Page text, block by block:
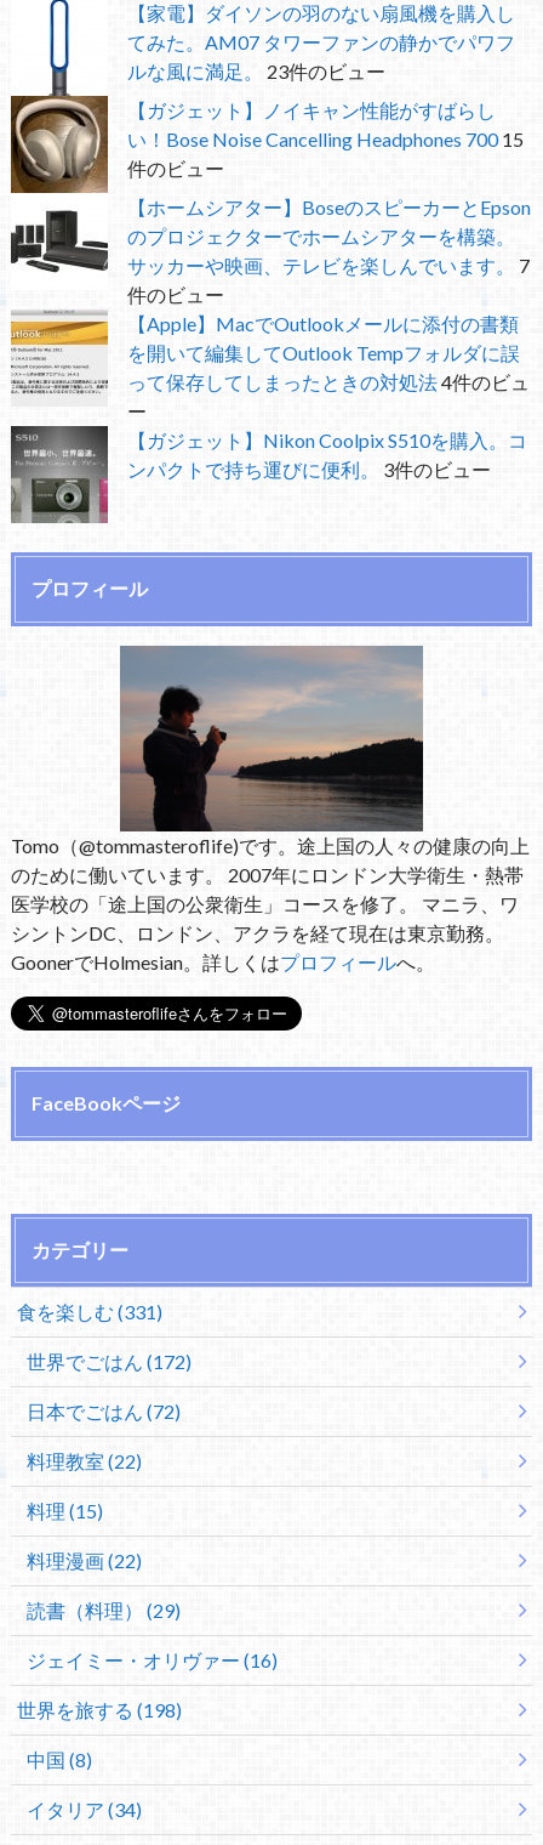
【家電】ダイソンの羽のない扇風機を購入し
てみた。AM07 タワーファンの静かでパワフ
ルな風に満足。
23件のビュー
【ガジェット】ノイキャン性能がすばらし
い！Bose Noise Cancelling Headphones 700 15
件のビュー
【ホームシアター】BoseのスピーカーとEpson
のプロジェクターでホームシアターを構築。
サッカーや映画、テレビを楽しんでいます。
7
件のビュー
【Apple】MacでOutlookメールに添付の書類
を開いて編集してOutlook Tempフォルダに誤
って保存してしまったときの対処法4件のビュ
ー
【ガジェット】Nikon Coolpix S510を購入。コ
ンパクトで持ち運びに便利。
3件のビュー
プロフィール
Tomo（@tommasteroflife)です。途上国の人々の健康の向上
のために働いています。 2007年にロンドン大学衛生・熱帯
医学校の「途上国の公衆衛生」コースを修了。 マニラ、ワ
シントンDC、ロンドン、アクラを経て現在は東京勤務。
GoonerでHolmesian。詳しくはプロフィールへ。
FaceBookページ
カテゴリー
食を楽しむ (331)
世界でごはん (172)
日本でごはん (72)
料理教室 (22)
料理 (15)
料理漫画 (22)
読書（料理） (29)
ジェイミー・オリヴァー (16)
世界を旅する (198)
中国 (8)
イタリア (34)